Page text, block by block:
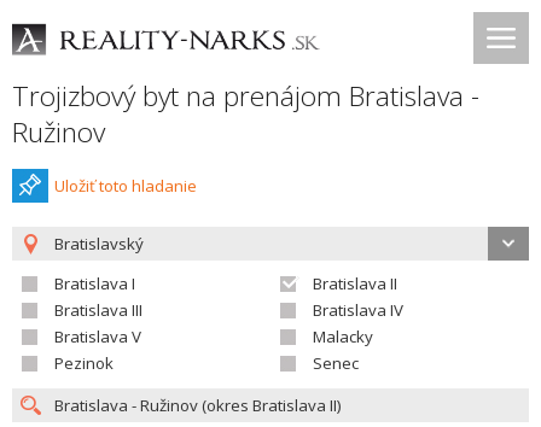
Trojizbový byt na prenájom Bratislava -
Ružinov
Uložiť toto hladanie
Bratislavský
Bratislava I
Bratislava II
Bratislava III
Bratislava IV
Bratislava V
Malacky
Pezinok
Senec